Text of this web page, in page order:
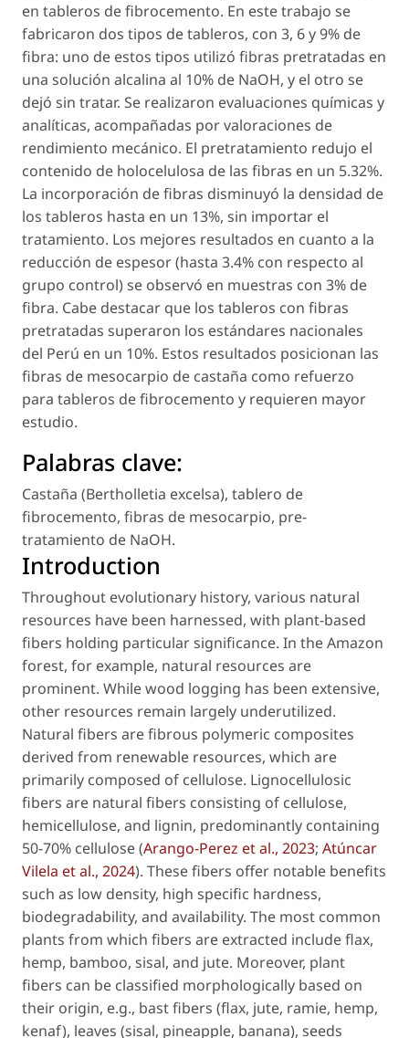
en tableros de fibrocemento. En este trabajo se
fabricaron dos tipos de tableros, con 3, 6 y 9% de
fibra: uno de estos tipos utilizó fibras pretratadas en
una solución alcalina al 10% de NaOH, y el otro se
dejó sin tratar. Se realizaron evaluaciones químicas y
analíticas, acompañadas por valoraciones de
rendimiento mecánico. El pretratamiento redujo el
contenido de holocelulosa de las fibras en un 5.32%.
La incorporación de fibras disminuyó la densidad de
los tableros hasta en un 13%, sin importar el
tratamiento. Los mejores resultados en cuanto a la
reducción de espesor (hasta 3.4% con respecto al
grupo control) se observó en muestras con 3% de
fibra. Cabe destacar que los tableros con fibras
pretratadas superaron los estándares nacionales
del Perú en un 10%. Estos resultados posicionan las
fibras de mesocarpio de castaña como refuerzo
para tableros de fibrocemento y requieren mayor
estudio.
Palabras clave:
Castaña (Bertholletia excelsa), tablero de
fibrocemento, fibras de mesocarpio, pre-
tratamiento de NaOH.
Introduction
Throughout evolutionary history, various natural
resources have been harnessed, with plant-based
fibers holding particular significance. In the Amazon
forest, for example, natural resources are
prominent. While wood logging has been extensive,
other resources remain largely underutilized.
Natural fibers are fibrous polymeric composites
derived from renewable resources, which are
primarily composed of cellulose. Lignocellulosic
fibers are natural fibers consisting of cellulose,
hemicellulose, and lignin, predominantly containing
50-70% cellulose (Arango-Perez et al., 2023; Atúncar
Vilela et al., 2024). These fibers offer notable benefits
such as low density, high specific hardness,
biodegradability, and availability. The most common
plants from which fibers are extracted include flax,
hemp, bamboo, sisal, and jute. Moreover, plant
fibers can be classified morphologically based on
their origin, e.g., bast fibers (flax, jute, ramie, hemp,
kenaf), leaves (sisal, pineapple, banana), seeds